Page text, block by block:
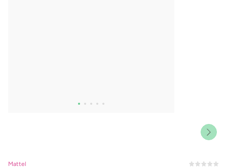
Mattel